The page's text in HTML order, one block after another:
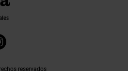
reservados